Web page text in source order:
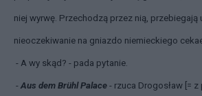
niej wyrwę. Przechodzą przez nią, przebiegają
nieoczekiwanie na gniazdo niemieckiego
- A wy skąd? - pada pytanie.
-Aus dem Brühl Palace - rzuca Drogosław [= z